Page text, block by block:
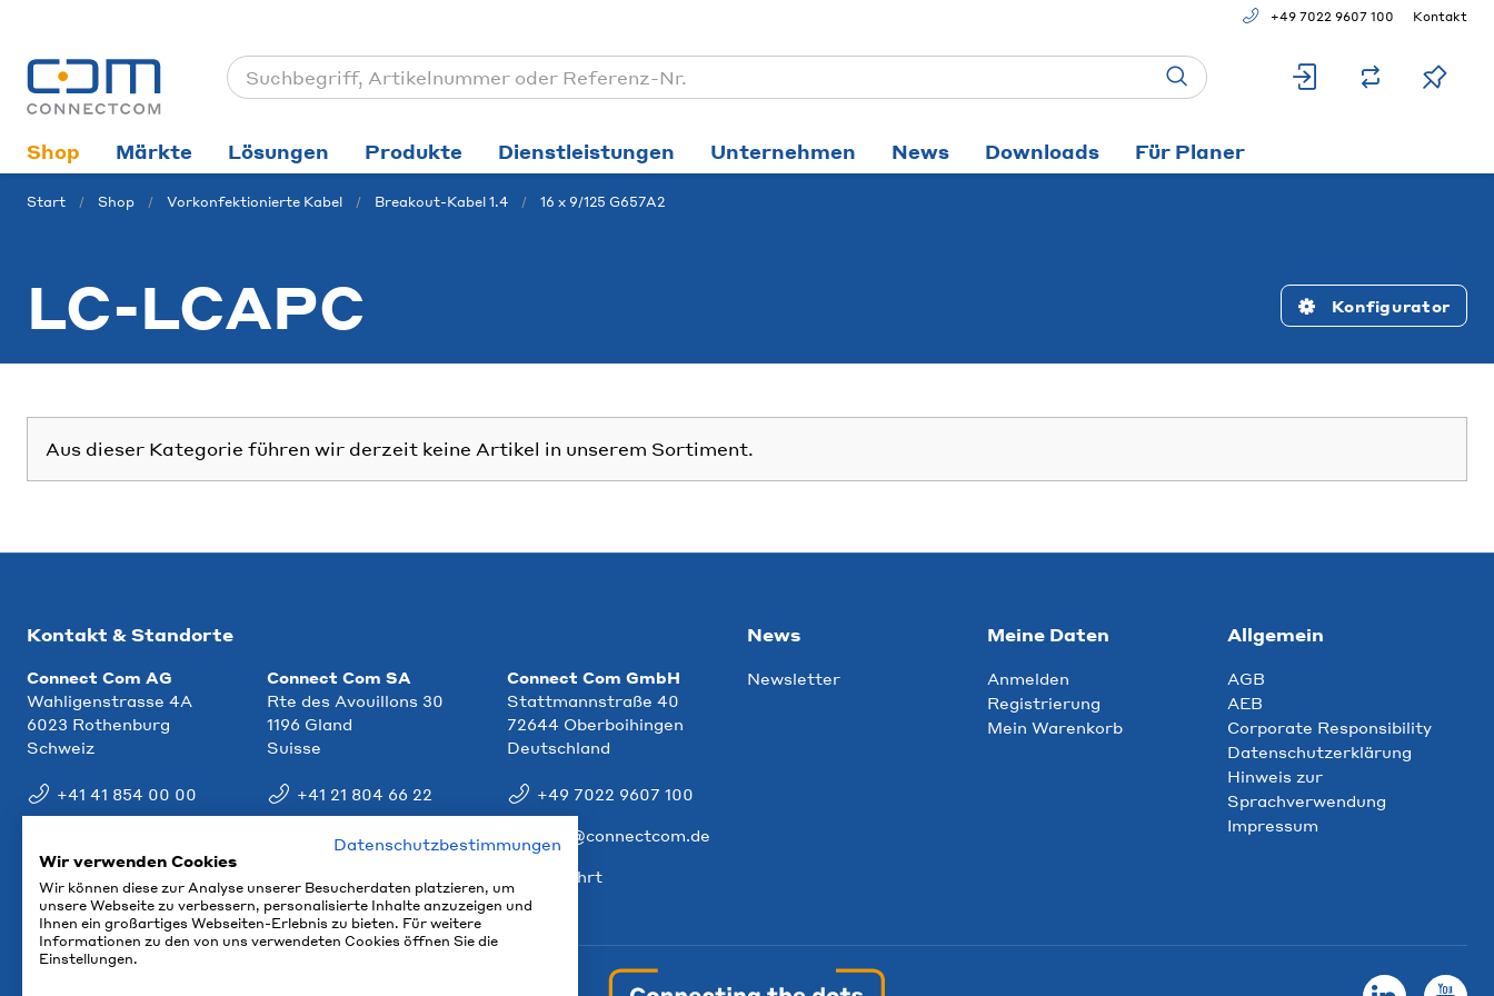
+49 7022 9607 100 Kontakt
Shop Märkte Lösungen Produkte Dienstleistungen Unternehmen News Downloads Für Planer
Start Shop Vorkonfektionierte Kabel Breakout-Kabel 1.4 16 x 9/125 G657A2
LC-LCAPC Konfigurator
Aus dieser Kategorie führen wir derzeit keine Artikel in unserem Sortiment.
Kontakt & Standorte
Connect Com AG
Wahligenstrasse 4A
6023 Rothenburg
Schweiz
+41 41 854 00 00
Connect Com SA
Rte des Avouillons 30
1196 Gland
Suisse
+41 21 804 66 22
info@ccm.ch
Connect Com GmbH
Stattmannstraße 40
72644 Oberboihingen
Deutschland
+49 7022 9607 100
info@connectcom.de
Anfahrt
News
Newsletter
Meine Daten
Anmelden
Registrierung
Mein Warenkorb
Allgemein
AGB
AEB
Corporate Responsibility
Datenschutzerklärung
Hinweis zur
Sprachverwendung
Impressum
Datenschutzbestimmungen
Wir verwenden Cookies
Wir können diese zur Analyse unserer Besucherdaten platzieren, um
unsere Webseite zu verbessern, personalisierte Inhalte anzuzeigen und
Ihnen ein großartiges Webseiten-Erlebnis zu bieten. Für weitere
Informationen zu den von uns verwendeten Cookies öffnen Sie die
Einstellungen.